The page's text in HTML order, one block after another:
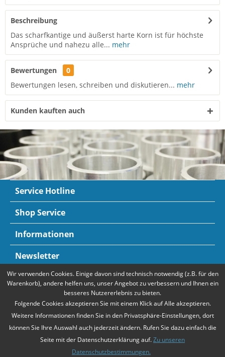
Beschreibung
Das scharfkantige und äußerst harte Korn ist für höchste
Ansprüche und nahezu alle... mehr
Bewertungen
0
Bewertungen lesen, schreiben und diskutieren... mehr
Kunden kauften auch
Service Hotline
Shop Service
Informationen
Newsletter
Zahlungsarten Mehr Informationen
Wir verwenden Cookies. Einige davon sind technisch notwendig (z.B. für den
Warenkorb), andere helfen uns, unser Angebot zu verbessern und Ihnen ein
besseres Nutzererlebnis zu bieten.
Folgende Cookies akzeptieren Sie mit einem Klick auf Alle akzeptieren.
Weitere Informationen finden Sie in den Privatsphäre-Einstellungen, dort
können Sie Ihre Auswahl auch jederzeit ändern. Rufen Sie dazu einfach die
Seite mit der Datenschutzerklärung auf.Zu unseren
Datenschutzbestimmungen.